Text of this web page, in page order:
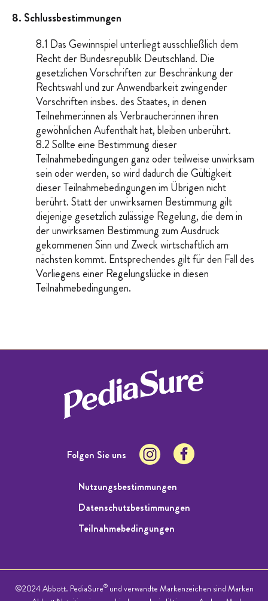
8. Schlussbestimmungen
8.1 Das Gewinnspiel unterliegt ausschließlich dem
Recht der Bundesrepublik Deutschland. Die
gesetzlichen Vorschriften zur Beschränkung der
Rechtswahl und zur Anwendbarkeit zwingender
Vorschriften insbes. des Staates, in denen
Teilnehmer:innen als Verbraucher:innen ihren
gewöhnlichen Aufenthalt hat, bleiben unberührt.
8.2 Sollte eine Bestimmung dieser
Teilnahmebedingungen ganz oder teilweise unwirksam
sein oder werden, so wird dadurch die Gültigkeit
dieser Teilnahmebedingungen im Übrigen nicht
berührt. Statt der unwirksamen Bestimmung gilt
diejenige gesetzlich zulässige Regelung, die dem in
der unwirksamen Bestimmung zum Ausdruck
gekommenen Sinn und Zweck wirtschaftlich am
nächsten kommt. Entsprechendes gilt für den Fall des
Vorliegens einer Regelungslücke in diesen
Teilnahmebedingungen.
Nutzungsbestimmungen
Datenschutzbestimmungen
Teilnahmebedingungen
Folgen Sie uns
©2024 Abbott. PediaSure®und verwandte Markenzeichen sind Marken